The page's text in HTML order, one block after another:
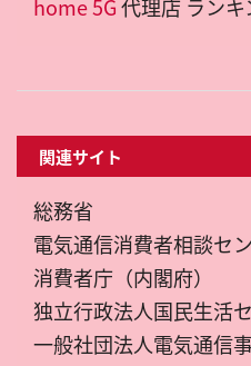
home 5G代理店 ランキ
関連サイト
総務省
電気通信消費者相談セ
消費者庁（内閣府）
独立行政法人国民生活
一般社団法人電気通信